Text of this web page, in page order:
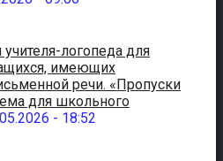
учителя-логопеда для
имеющих
речи. «Пропуски
для школьного
- 18:52